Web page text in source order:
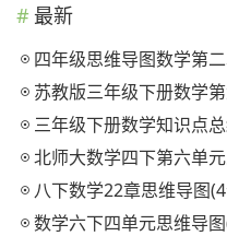
最新
四年级思维导图数学第
苏教版三年级下册数学
三年级下册数学知识点
北师大数学四下第六单
八下数学22章思维导图
数学六下四单元思维导